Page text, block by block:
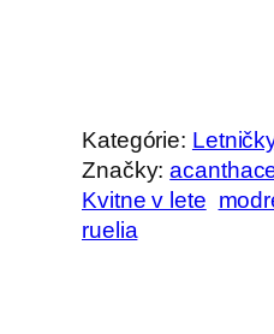
Kategórie:
Značky:
Kvitne v lete
ruelia